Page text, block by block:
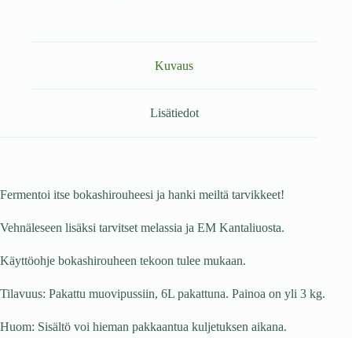
Kuvaus
Lisätiedot
Fermentoi itse bokashirouheesi ja hanki meiltä tarvikkeet!
Vehnäleseen lisäksi tarvitset melassia ja EM Kantaliuosta.
Käyttöohje bokashirouheen tekoon tulee mukaan.
Tilavuus: Pakattu muovipussiin, 6L pakattuna. Painoa on yli 3 kg.
Huom: Sisältö voi hieman pakkaantua kuljetuksen aikana.